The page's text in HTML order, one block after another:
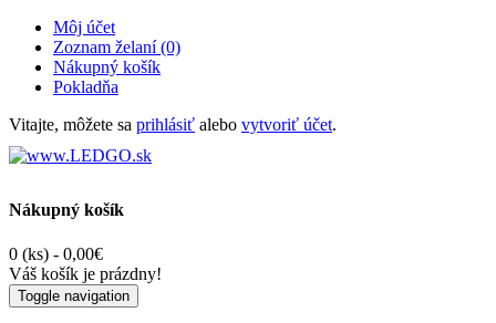
Môj účet
Zoznam želaní (0)
Nákupný košík
Pokladňa
Vitajte, môžete sa prihlásiť alebo vytvoriť účet.
Nákupný košík
0 (ks) - 0,00€
Váš košík je prázdny!
Toggle navigation